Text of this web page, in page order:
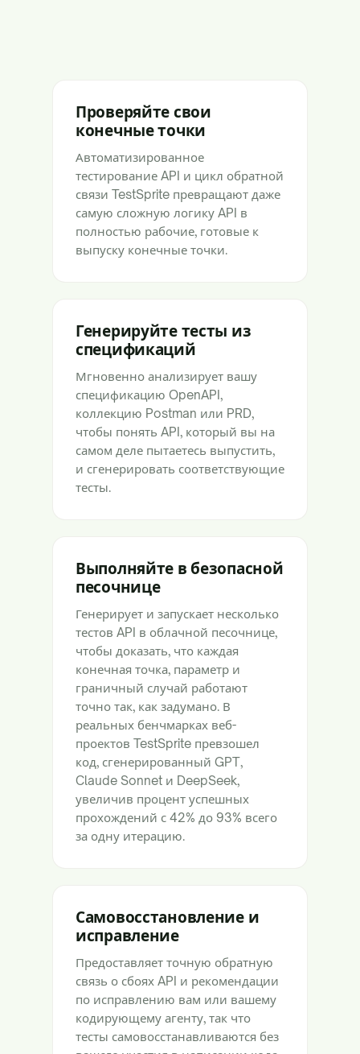
Проверяйте свои
конечные точки
Автоматизированное
тестирование API и цикл обратной
связи TestSprite превращают даже
самую сложную логику API в
полностью рабочие, готовые к
выпуску конечные точки.
Генерируйте тесты из
спецификаций
Мгновенно анализирует вашу
спецификацию OpenAPI,
коллекцию Postman или PRD,
чтобы понять API, который вы на
самом деле пытаетесь выпустить,
и сгенерировать соответствующие
тесты.
Выполняйте в безопасной
песочнице
Генерирует и запускает несколько
тестов API в облачной песочнице,
чтобы доказать, что каждая
конечная точка, параметр и
граничный случай работают
точно так, как задумано. В
реальных бенчмарках веб-
проектов TestSprite превзошел
код, сгенерированный GPT,
Claude Sonnet и DeepSeek,
увеличив процент успешных
прохождений с 42% до 93% всего
за одну итерацию.
Самовосстановление и
исправление
Предоставляет точную обратную
связь о сбоях API и рекомендации
по исправлению вам или вашему
кодирующему агенту, так что
тесты самовосстанавливаются без